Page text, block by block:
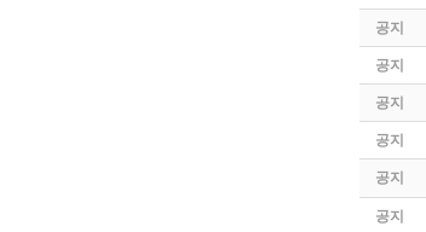
공지
공지
공지
공지
공지
공지